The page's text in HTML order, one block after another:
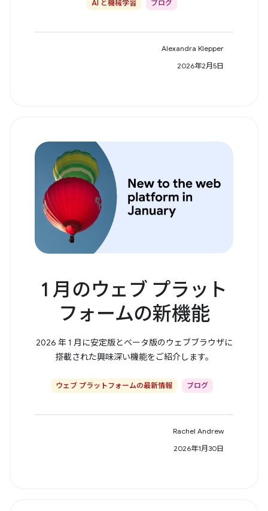
AI と機械学習 ブログ
Alexandra Klepper
2026年2月5日
1 月のウェブ プラット
フォームの新機能
2026 年 1 月に安定版とベータ版のウェブブラウザに
搭載された興味深い機能をご紹介します。
ウェブ プラットフォームの最新情報 ブログ
Rachel Andrew
2026年1月30日